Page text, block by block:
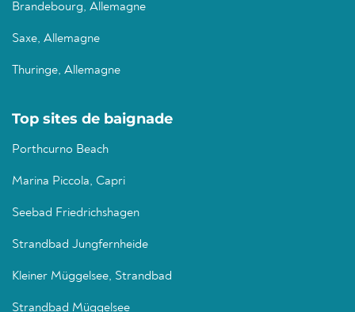
Brandebourg, Allemagne
Saxe, Allemagne
Thuringe, Allemagne
Top sites de baignade
Porthcurno Beach
Marina Piccola, Capri
Seebad Friedrichshagen
Strandbad Jungfernheide
Kleiner Müggelsee, Strandbad
Strandbad Müggelsee